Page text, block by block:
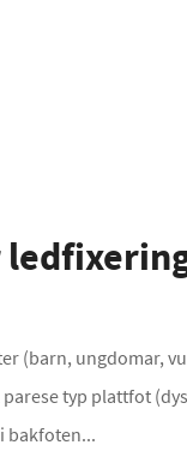
(barn, ungdomar,
typ plattfot
bakfoten...